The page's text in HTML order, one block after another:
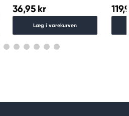
36,95 kr
Læg i varekurven